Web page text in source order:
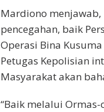
Mardiono
pencegahan, baik
Operasi Bina
Petugas Kepolisian
Masyarakat akan
“Baik melalui